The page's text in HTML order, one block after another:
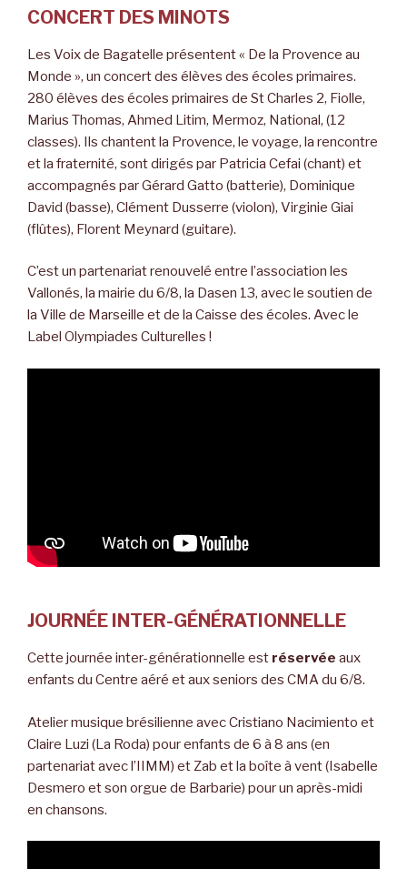
CONCERT DES MINOTS
Les Voix de Bagatelle présentent « De la Provence au
Monde », un concert des élèves des écoles primaires.
280 élèves des écoles primaires de St Charles 2, Fiolle,
Marius Thomas, Ahmed Litim, Mermoz, National, (12
classes). Ils chantent la Provence, le voyage, la rencontre
et la fraternité, sont dirigés par Patricia Cefai (chant) et
accompagnés par Gérard Gatto (batterie), Dominique
David (basse), Clément Dusserre (violon), Virginie Giai
(flûtes), Florent Meynard (guitare).
C’est un partenariat renouvelé entre l’association les
Vallonés, la mairie du 6/8, la Dasen 13, avec le soutien de
la Ville de Marseille et de la Caisse des écoles. Avec le
Label Olympiades Culturelles !
JOURNÉE INTER-GÉNÉRATIONNELLE
Cette journée inter-générationnelle est réservée aux
enfants du Centre aéré et aux seniors des CMA du 6/8.
Atelier musique brésilienne avec Cristiano Nacimiento et
Claire Luzi (La Roda) pour enfants de 6 à 8 ans (en
partenariat avec l’IIMM) et Zab et la boîte à vent (Isabelle
Desmero et son orgue de Barbarie) pour un après-midi
en chansons.